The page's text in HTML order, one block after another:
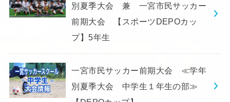
別夏季大会 兼 一宮市民サッカー
前期大会 【スポーツDEPOカッ
プ】5年生
一宮市民サッカー前期大会 ≪学年
別夏季大会 中学生１年生の部≫